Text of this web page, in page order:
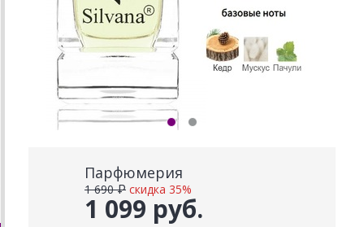
Парфюмерия
1 099 руб.
1 690 ₽ скидка 35%